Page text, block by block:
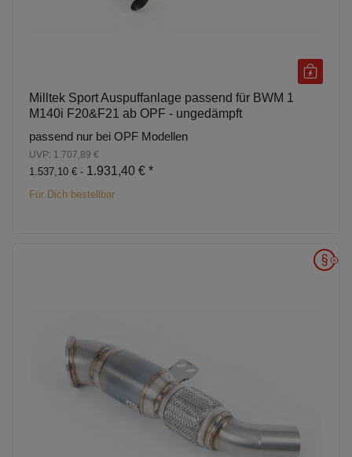
Milltek Sport Auspuffanlage passend für BWM 1
M140i F20&F21 ab OPF - ungedämpft
passend nur bei OPF Modellen
UVP: 1.707,89 €
1.537,10 € - 1.931,40 € *
Für Dich bestellbar